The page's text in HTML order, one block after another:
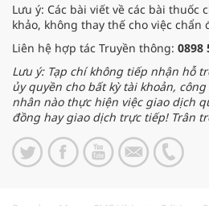
Lưu ý: Các bài viết về các bài thuốc
khảo, không thay thế cho việc chẩn
Liên hệ hợp tác Truyền thông: 0898
Lưu ý: Tạp chí không tiếp nhận hỗ
ủy quyền cho bất kỳ tài khoản,
nhân nào thực hiện việc giao dịch
đồng hay giao dịch trực tiếp! Trân